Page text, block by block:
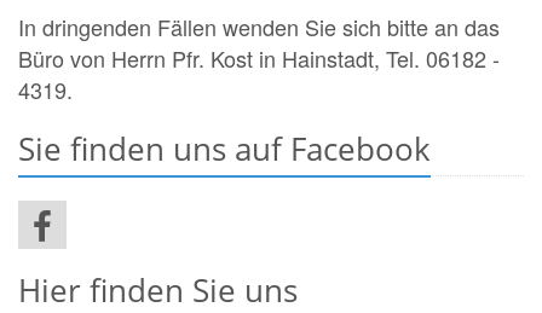
In dringenden Fällen wenden Sie sich bitte an das
Büro von Herrn Pfr. Kost in Hainstadt, Tel. 06182 -
4319.
Sie finden uns auf Facebook
Hier finden Sie uns